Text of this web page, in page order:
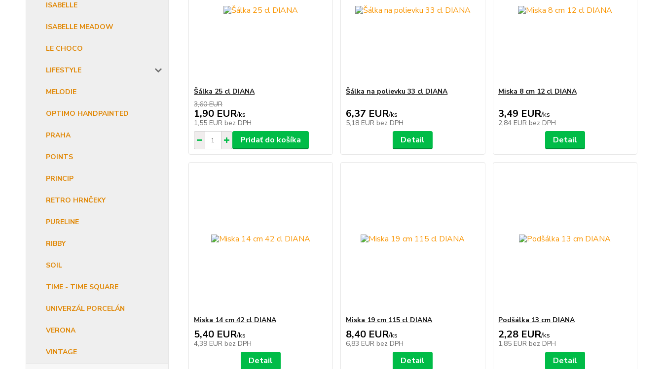
ISABELLE
ISABELLE MEADOW
LE CHOCO
LIFESTYLE
MELODIE
OPTIMO HANDPAINTED
PRAHA
POINTS
PRINCIP
RETRO HRNČEKY
PURELINE
RIBBY
SOIL
TIME - TIME SQUARE
UNIVERZÁL PORCELÁN
VERONA
VINTAGE
Šálka 25 cl DIANA
3,60 EUR
1,90 EUR/ks
1,55 EUR bez DPH
Pridať do košíka
Šálka na polievku 33 cl DIANA
6,37 EUR/ks
5,18 EUR bez DPH
Detail
Miska 8 cm 12 cl DIANA
3,49 EUR/ks
2,84 EUR bez DPH
Detail
Miska 14 cm 42 cl DIANA
5,40 EUR/ks
4,39 EUR bez DPH
Detail
Miska 19 cm 115 cl DIANA
8,40 EUR/ks
6,83 EUR bez DPH
Detail
Podšálka 13 cm DIANA
2,28 EUR/ks
1,85 EUR bez DPH
Detail